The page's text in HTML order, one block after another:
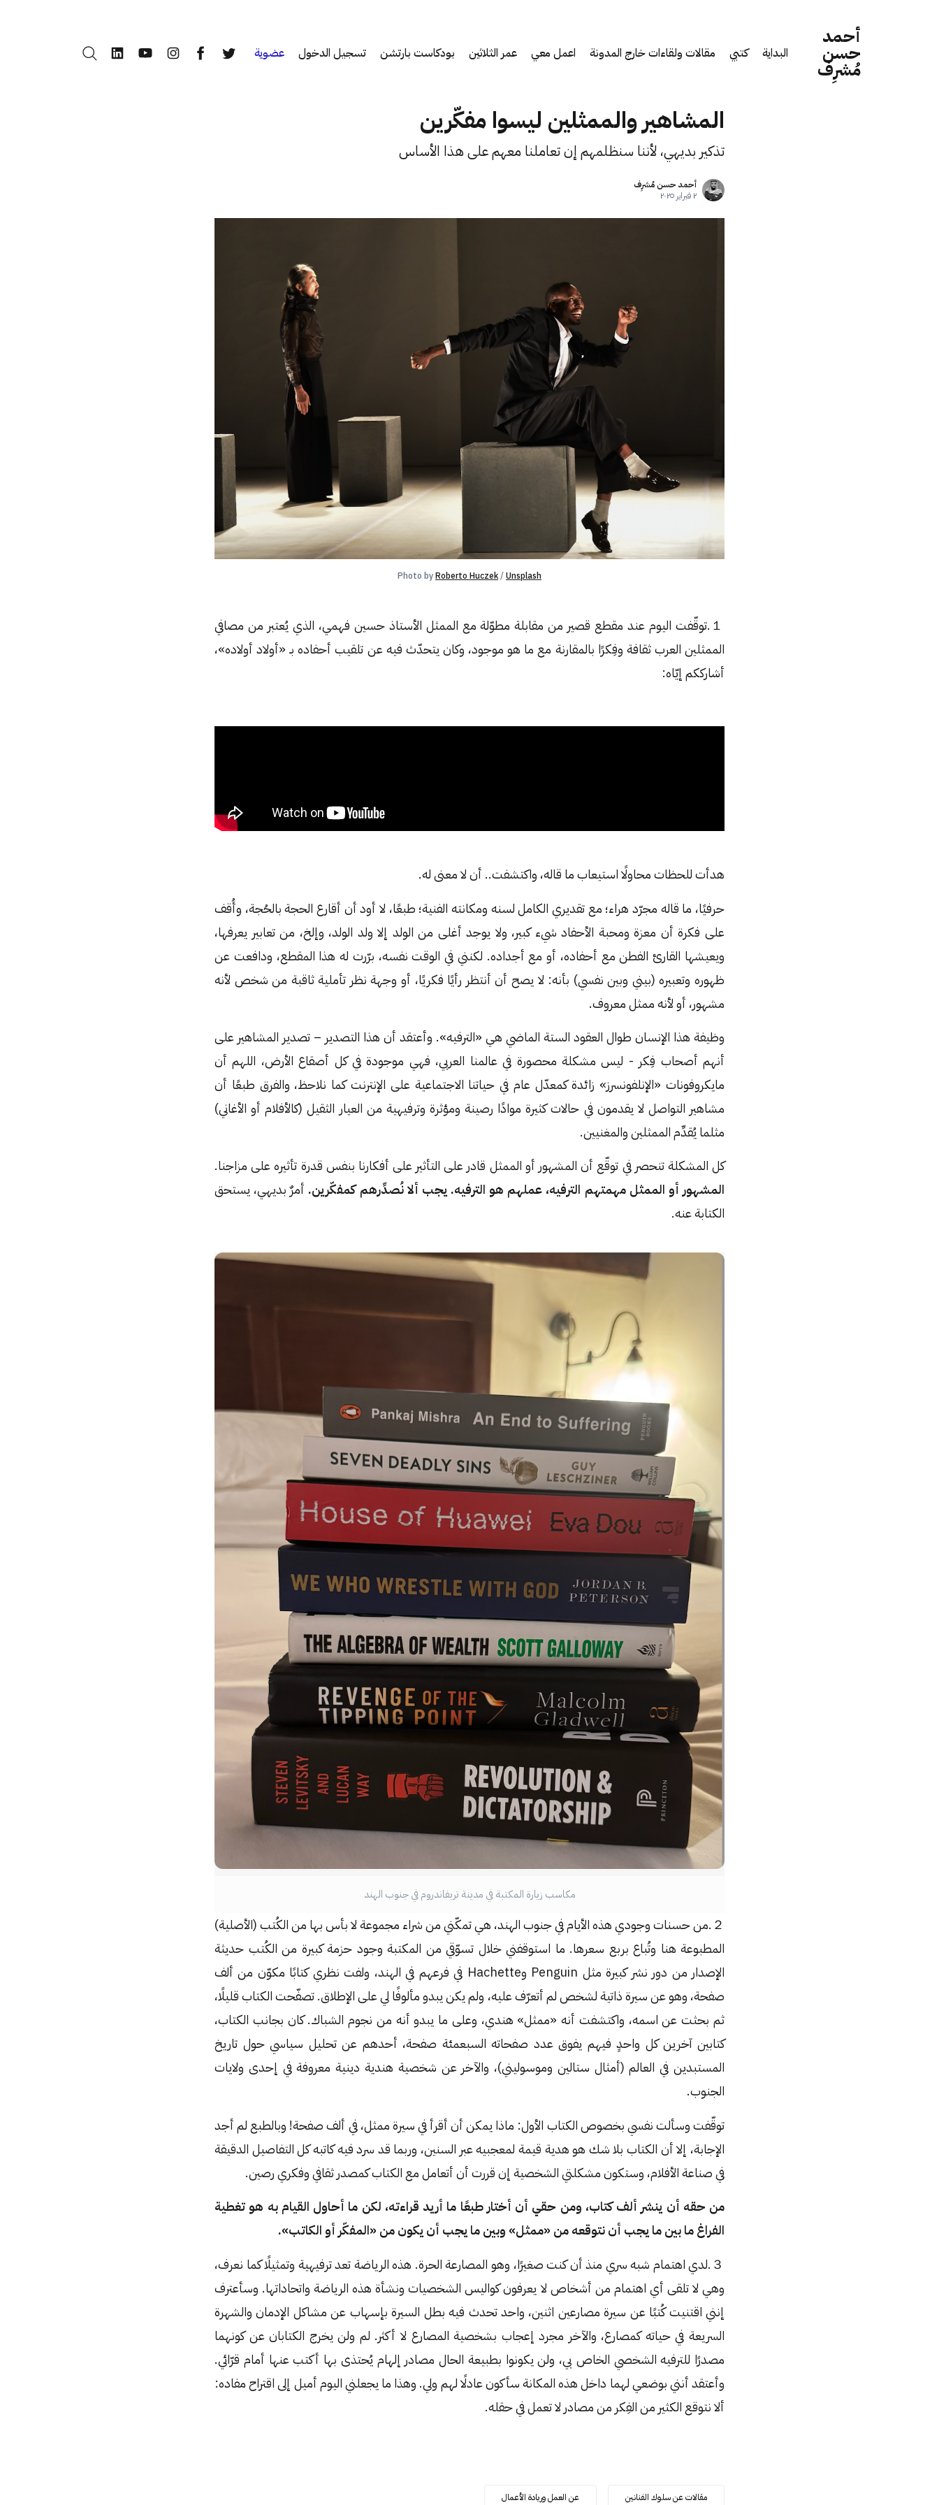
أحمد
حسن
مُشرِف
البداية كتبي مقالات ولقاءات خارج المدونة اعمل معي عمر الثلاثين بودكاست بارتشن تسجيل الدخول عضوية
المشاهير والممثلين ليسوا مفكّرين
تذكير بديهي، لأننا سنظلمهم إن تعاملنا معهم على هذا الأساس
أحمد حسن مُشرِف
٢ فبراير ٢٠٢٥
Photo by Roberto Huczek / Unsplash
１.توقّفت اليوم عند مقطع قصير من مقابلة مطوّلة مع الممثل الأستاذ حسين فهمي، الذي يُعتبر من مصافي
الممثلين العرب ثقافة وفِكرًا بالمقارنة مع ما هو موجود، وكان يتحدّث فيه عن تلقيب أحفاده بـ «أولاد أولاده»،
أشارككم إيّاه:
هدأت للحظات محاولًا استيعاب ما قاله، واكتشفت.. أن لا معنى له.
حرفيًا، ما قاله مجرّد هراء؛ مع تقديري الكامل لسنه ومكانته الفنية؛ طبعًا، لا أود أن أقارع الحجة بالحُجة، وأُقف
على فكرة أن معزة ومحبة الأحفاد شيء كبير، ولا يوجد أغلى من الولد إلا ولد الولد، وإلخ، من تعابير يعرفها،
ويعيشها القارئ الفطن مع أحفاده، أو مع أجداده. لكنني في الوقت نفسه، برّرت له هذا المقطع، ودافعت عن
ظهوره وتعبيره (بيني وبين نفسي) بأنه: لا يصح أن أنتظر رأيًا فكريًا، أو وجهة نظر تأملية ثاقبة من شخص لأنه
مشهور، أو لأنه ممثل معروف.
وظيفة هذا الإنسان طوال العقود الستة الماضي هي «الترفيه». وأعتقد أن هذا التصدير – تصدير المشاهير على
أنهم أصحاب فِكر - ليس مشكلة محصورة في عالمنا العربي، فهي موجودة في كل أصقاع الأرض، اللهم أن
مايكروفونات «الإنلفونسرز» زائدة كمعدّل عام في حياتنا الاجتماعية على الإنترنت كما نلاحظ، والفرق طبعًا أن
مشاهير التواصل لا يقدمون في حالات كثيرة موادًا رصينة ومؤثرة وترفيهية من العيار الثقيل (كالأفلام أو الأغاني)
مثلما يُقدِّم الممثلين والمغنيين.
كل المشكلة تنحصر في توقّع أن المشهور أو الممثل قادر على التأثير على أفكارنا بنفس قدرة تأثيره على مزاجنا.
المشهور أو الممثل مهمتهم الترفيه، عملهم هو الترفيه. يجب ألا نُصدِّرهم كمفكّرين. أمرٌ بديهي، يستحق
الكتابة عنه.
مكاسب زيارة المكتبة في مدينة تريفاندروم في جنوب الهند
２.من حسنات وجودي هذه الأيام في جنوب الهند، هي تمكّني من شراء مجموعة لا بأس بها من الكُتب (الأصلية)
المطبوعة هنا وتُباع بربع سعرها. ما استوقفني خلال تسوّقي من المكتبة وجود حزمة كبيرة من الكُتب حديثة
الإصدار من دور نشر كبيرة مثل Penguin وHachette في فرعهم في الهند، ولفت نظري كتابًا مكوّن من ألف
صفحة، وهو عن سيرة ذاتية لشخص لم أتعرّف عليه، ولم يكن يبدو مألوفًا لي على الإطلاق. تصفّحت الكتاب قليلًا،
ثم بحثت عن اسمه، واكتشفت أنه «ممثل» هندي، وعلى ما يبدو أنه من نجوم الشباك. كان بجانب الكتاب،
كتابين آخرين كل واحدٍ فيهم يفوق عدد صفحاته السبعمئة صفحة، أحدهم عن تحليل سياسي حول تاريخ
المستبدين في العالم (أمثال ستالين وموسوليني)، والآخر عن شخصية هندية دينية معروفة في إحدى ولايات
الجنوب.
توقّفت وسألت نفسي بخصوص الكتاب الأول: ماذا يمكن أن أقرأ في سيرة ممثل، في ألف صفحة! وبالطبع لم أجد
الإجابة، إلا أن الكتاب بلا شك هو هدية قيمة لمعجبيه عبر السنين، وربما قد سرد فيه كاتبه كل التفاصيل الدقيقة
في صناعة الأفلام، وستكون مشكلتي الشخصية إن قررت أن أتعامل مع الكتاب كمصدر ثقافي وفكري رصين.
من حقه أن ينشر ألف كتاب، ومن حقي أن أختار طبعًا ما أريد قراءته، لكن ما أحاول القيام به هو تغطية
الفراغ ما بين ما يجب أن نتوقعه من «ممثل» وبين ما يجب أن يكون من «المفكّر أو الكاتب».
３.لدي اهتمام شبه سري منذ أن كنت صغيرًا، وهو المصارعة الحرة. هذه الرياضة تعد ترفيهية وتمثيلًا كما نعرف،
وهي لا تلقى أي اهتمام من أشخاص لا يعرفون كواليس الشخصيات ونشأة هذه الرياضة واتحاداتها. وسأعترف
إنني اقتنيت كُتبًا عن سيرة مصارعين اثنين، واحد تحدث فيه بطل السيرة بإسهاب عن مشاكل الإدمان والشهرة
السريعة في حياته كمصارع، والآخر مجرد إعجاب بشخصية المصارع لا أكثر. لم ولن يخرج الكتابان عن كونهما
مصدرًا للترفيه الشخصي الخاص بي، ولن يكونوا بطبيعة الحال مصادر إلهام يُحتذى بها أكتب عنها أمام قرّائي.
وأعتقد أنني بوضعي لهما داخل هذه المكانة سأكون عادلًا لهم ولي. وهذا ما يجعلني اليوم أميل إلى اقتراح مفاده:
ألا نتوقع الكثير من الفِكر من مصادر لا تعمل في حقله.
مقالات عن سلوك الفنانين عن العمل وريادة الأعمال